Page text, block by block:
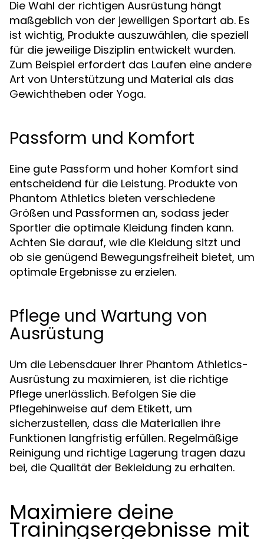
Die Wahl der richtigen Ausrüstung hängt
maßgeblich von der jeweiligen Sportart ab. Es
ist wichtig, Produkte auszuwählen, die speziell
für die jeweilige Disziplin entwickelt wurden.
Zum Beispiel erfordert das Laufen eine andere
Art von Unterstützung und Material als das
Gewichtheben oder Yoga.
Passform und Komfort
Eine gute Passform und hoher Komfort sind
entscheidend für die Leistung. Produkte von
Phantom Athletics bieten verschiedene
Größen und Passformen an, sodass jeder
Sportler die optimale Kleidung finden kann.
Achten Sie darauf, wie die Kleidung sitzt und
ob sie genügend Bewegungsfreiheit bietet, um
optimale Ergebnisse zu erzielen.
Pflege und Wartung von
Ausrüstung
Um die Lebensdauer Ihrer Phantom Athletics-
Ausrüstung zu maximieren, ist die richtige
Pflege unerlässlich. Befolgen Sie die
Pflegehinweise auf dem Etikett, um
sicherzustellen, dass die Materialien ihre
Funktionen langfristig erfüllen. Regelmäßige
Reinigung und richtige Lagerung tragen dazu
bei, die Qualität der Bekleidung zu erhalten.
Maximiere deine
Trainingsergebnisse mit